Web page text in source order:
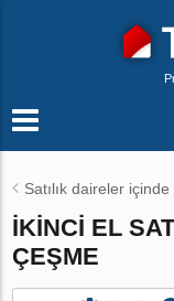
Satılık daireler
İKINCI EL
ÇEŞME